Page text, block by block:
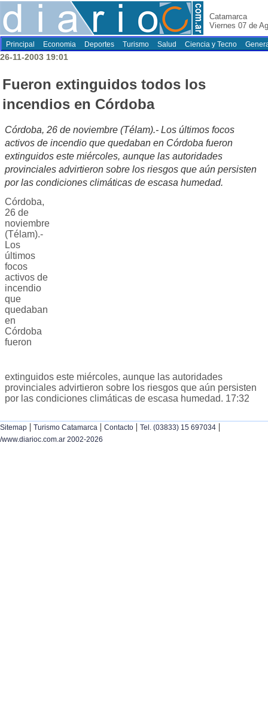
Catamarca
Viernes 07 de
Principal Economia Deportes Turismo Salud Ciencia y Tecno
26-11-2003 19:01
Fueron extinguidos todos los
incendios en Córdoba
Córdoba, 26 de noviembre (Télam).- Los últimos focos
activos de incendio que quedaban en Córdoba fueron
extinguidos este miércoles, aunque las autoridades
provinciales advirtieron sobre los riesgos que aún persisten
por las condiciones climáticas de escasa humedad.
Córdoba,
26 de
noviembre
(Télam).-
Los
últimos
focos
activos de
incendio
que
quedaban
en
Córdoba
fueron
extinguidos este miércoles, aunque las autoridades
provinciales advirtieron sobre los riesgos que aún persisten
por las condiciones climáticas de escasa humedad. 17:32
Sitemap | Turismo Catamarca | Contacto | Tel. (03833) 15 697034 |
/www.diarioc.com.ar 2002-2026